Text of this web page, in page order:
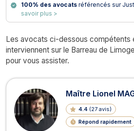
100% des avocatsréférencés sur
savoir plus >
Les avocats ci-dessous compétents
interviennent sur le Barreau de
pour vous assister.
Avocats en Droit
Maître Lionel
4.4 (27 avis)
Répond rapidement